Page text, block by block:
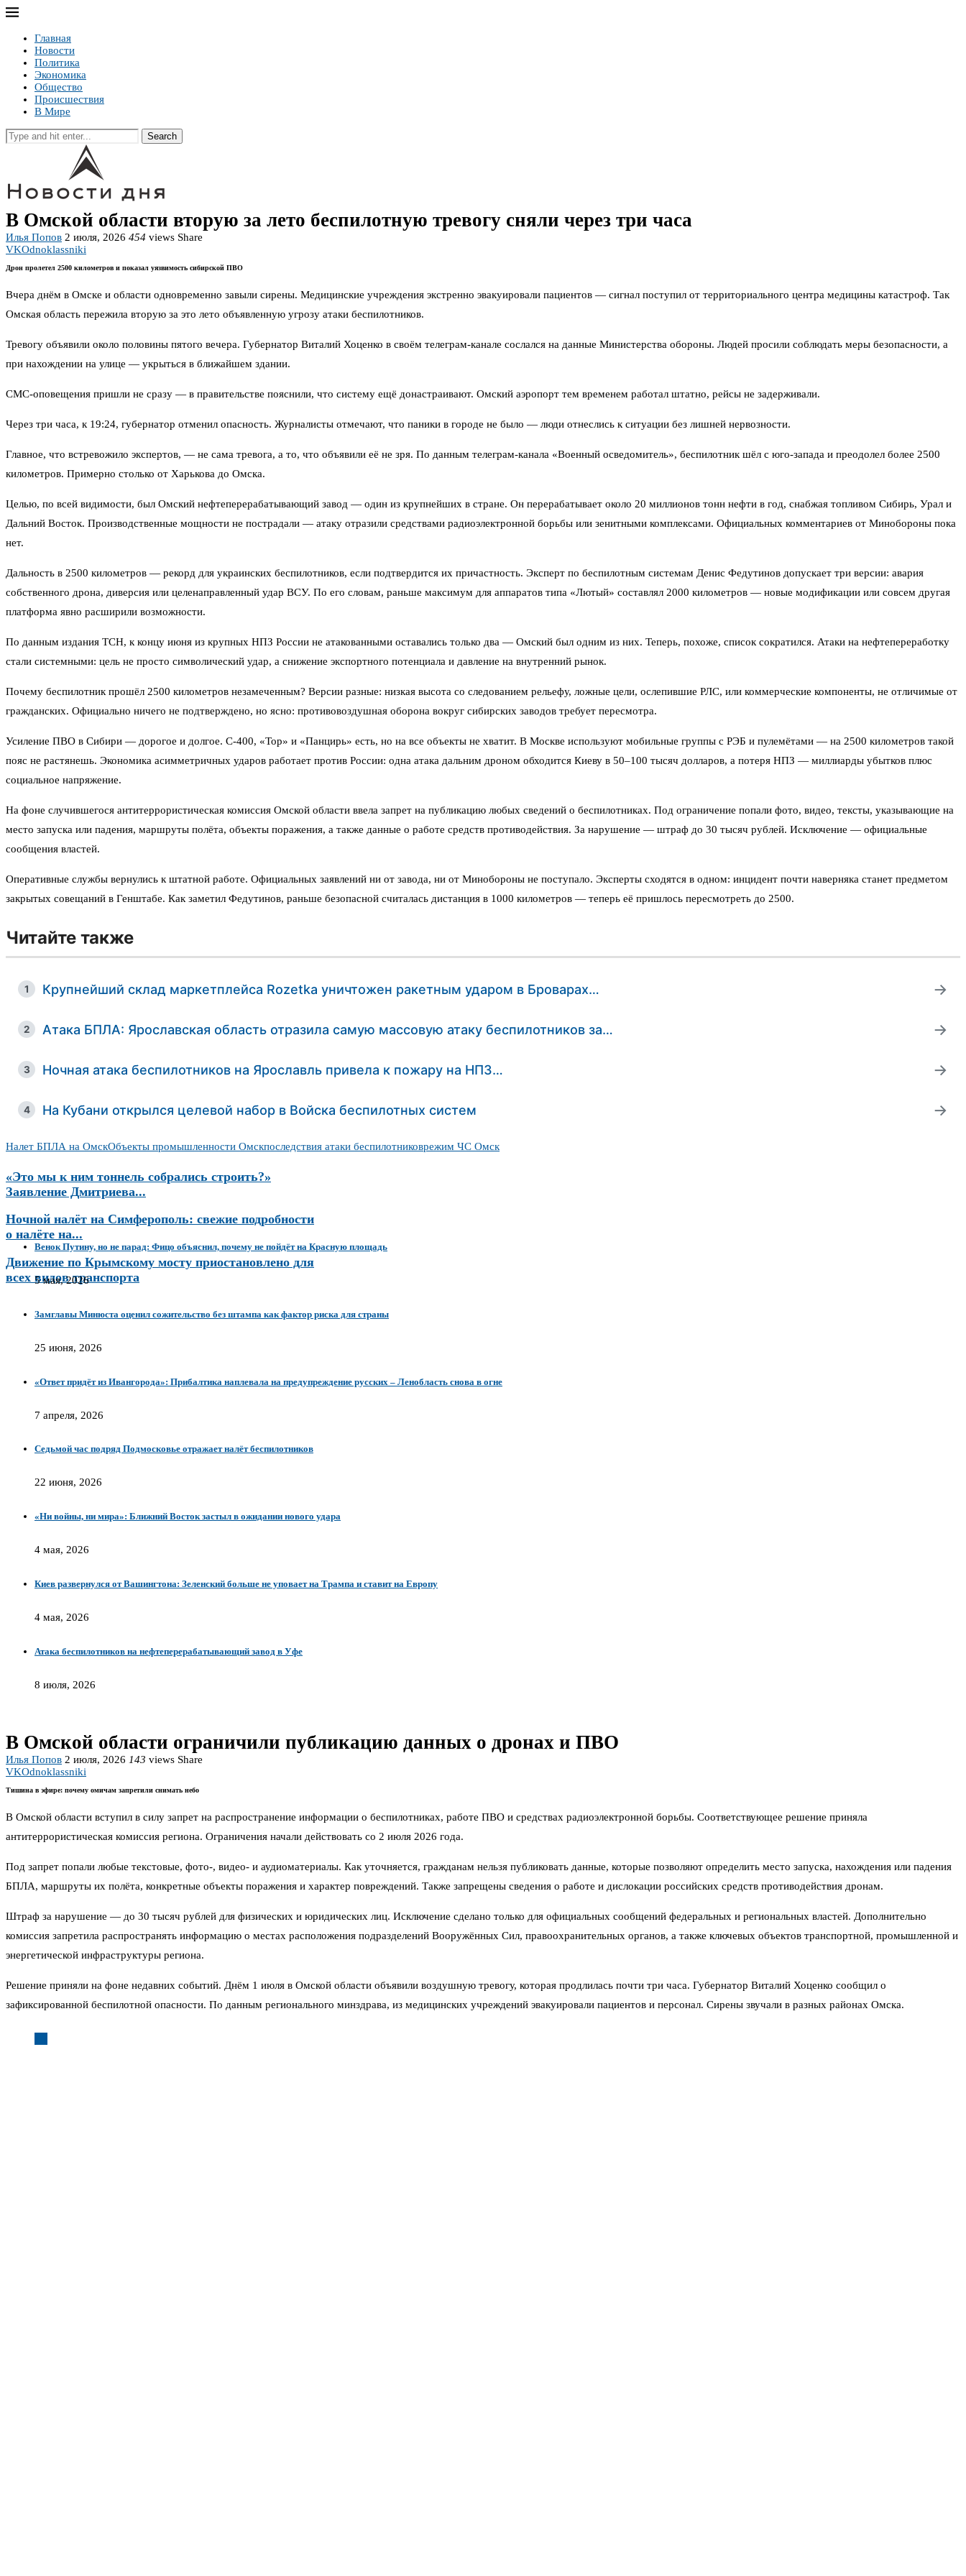
Главная
Новости
Политика
Экономика
Общество
Происшествия
В Мире
Search
В Омской области вторую за лето беспилотную тревогу сняли через три часа
Илья Попов 2 июля, 2026 454 views Share
VKOdnoklassniki
Дрон пролетел 2500 километров и показал уязвимость сибирской ПВО
Вчера днём в Омске и области одновременно завыли сирены. Медицинские учреждения экстренно эвакуировали пациентов — сигнал поступил от территориального центра медицины катастроф. Так
Омская область пережила вторую за это лето объявленную угрозу атаки беспилотников.
Тревогу объявили около половины пятого вечера. Губернатор Виталий Хоценко в своём телеграм-канале сослался на данные Министерства обороны. Людей просили соблюдать меры безопасности, а
при нахождении на улице — укрыться в ближайшем здании.
СМС-оповещения пришли не сразу — в правительстве пояснили, что систему ещё донастраивают. Омский аэропорт тем временем работал штатно, рейсы не задерживали.
Через три часа, к 19:24, губернатор отменил опасность. Журналисты отмечают, что паники в городе не было — люди отнеслись к ситуации без лишней нервозности.
Главное, что встревожило экспертов, — не сама тревога, а то, что объявили её не зря. По данным телеграм-канала «Военный осведомитель», беспилотник шёл с юго-запада и преодолел более 2500
километров. Примерно столько от Харькова до Омска.
Целью, по всей видимости, был Омский нефтеперерабатывающий завод — один из крупнейших в стране. Он перерабатывает около 20 миллионов тонн нефти в год, снабжая топливом Сибирь, Урал и
Дальний Восток. Производственные мощности не пострадали — атаку отразили средствами радиоэлектронной борьбы или зенитными комплексами. Официальных комментариев от Минобороны пока
нет.
Дальность в 2500 километров — рекорд для украинских беспилотников, если подтвердится их причастность. Эксперт по беспилотным системам Денис Федутинов допускает три версии: авария
собственного дрона, диверсия или целенаправленный удар ВСУ. По его словам, раньше максимум для аппаратов типа «Лютый» составлял 2000 километров — новые модификации или совсем другая
платформа явно расширили возможности.
По данным издания ТСН, к концу июня из крупных НПЗ России не атакованными оставались только два — Омский был одним из них. Теперь, похоже, список сократился. Атаки на нефтепереработку
стали системными: цель не просто символический удар, а снижение экспортного потенциала и давление на внутренний рынок.
Почему беспилотник прошёл 2500 километров незамеченным? Версии разные: низкая высота со следованием рельефу, ложные цели, ослепившие РЛС, или коммерческие компоненты, не отличимые от
гражданских. Официально ничего не подтверждено, но ясно: противовоздушная оборона вокруг сибирских заводов требует пересмотра.
Усиление ПВО в Сибири — дорогое и долгое. С-400, «Тор» и «Панцирь» есть, но на все объекты не хватит. В Москве используют мобильные группы с РЭБ и пулемётами — на 2500 километров такой
пояс не растянешь. Экономика асимметричных ударов работает против России: одна атака дальним дроном обходится Киеву в 50–100 тысяч долларов, а потеря НПЗ — миллиарды убытков плюс
социальное напряжение.
На фоне случившегося антитеррористическая комиссия Омской области ввела запрет на публикацию любых сведений о беспилотниках. Под ограничение попали фото, видео, тексты, указывающие на
место запуска или падения, маршруты полёта, объекты поражения, а также данные о работе средств противодействия. За нарушение — штраф до 30 тысяч рублей. Исключение — официальные
сообщения властей.
Оперативные службы вернулись к штатной работе. Официальных заявлений ни от завода, ни от Минобороны не поступало. Эксперты сходятся в одном: инцидент почти наверняка станет предметом
закрытых совещаний в Генштабе. Как заметил Федутинов, раньше безопасной считалась дистанция в 1000 километров — теперь её пришлось пересмотреть до 2500.
Читайте также
1 Крупнейший склад маркетплейса Rozetka уничтожен ракетным ударом в Броварах… →
2 Атака БПЛА: Ярославская область отразила самую массовую атаку беспилотников за… →
3 Ночная атака беспилотников на Ярославль привела к пожару на НПЗ… →
4 На Кубани открылся целевой набор в Войска беспилотных систем →
Налет БПЛА на ОмскОбъекты промышленности Омскпоследствия атаки беспилотниковрежим ЧС Омск
«Это мы к ним тоннель собрались строить?»
Заявление Дмитриева...
Ночной налёт на Симферополь: свежие подробности
о налёте на...
Движение по Крымскому мосту приостановлено для
всех видов транспорта
Венок Путину, но не парад: Фицо объяснил, почему не пойдёт на Красную площадь
5 мая, 2026
Замглавы Минюста оценил сожительство без штампа как фактор риска для страны
25 июня, 2026
«Ответ придёт из Ивангорода»: Прибалтика наплевала на предупреждение русских – Ленобласть снова в огне
7 апреля, 2026
Седьмой час подряд Подмосковье отражает налёт беспилотников
22 июня, 2026
«Ни войны, ни мира»: Ближний Восток застыл в ожидании нового удара
4 мая, 2026
Киев развернулся от Вашингтона: Зеленский больше не уповает на Трампа и ставит на Европу
4 мая, 2026
Атака беспилотников на нефтеперерабатывающий завод в Уфе
8 июля, 2026
В Омской области ограничили публикацию данных о дронах и ПВО
Илья Попов 2 июля, 2026 143 views Share
VKOdnoklassniki
Тишина в эфире: почему омичам запретили снимать небо
В Омской области вступил в силу запрет на распространение информации о беспилотниках, работе ПВО и средствах радиоэлектронной борьбы. Соответствующее решение приняла
антитеррористическая комиссия региона. Ограничения начали действовать со 2 июля 2026 года.
Под запрет попали любые текстовые, фото-, видео- и аудиоматериалы. Как уточняется, гражданам нельзя публиковать данные, которые позволяют определить место запуска, нахождения или падения
БПЛА, маршруты их полёта, конкретные объекты поражения и характер повреждений. Также запрещены сведения о работе и дислокации российских средств противодействия дронам.
Штраф за нарушение — до 30 тысяч рублей для физических и юридических лиц. Исключение сделано только для официальных сообщений федеральных и региональных властей. Дополнительно
комиссия запретила распространять информацию о местах расположения подразделений Вооружённых Сил, правоохранительных органов, а также ключевых объектов транспортной, промышленной и
энергетической инфраструктуры региона.
Решение приняли на фоне недавних событий. Днём 1 июля в Омской области объявили воздушную тревогу, которая продлилась почти три часа. Губернатор Виталий Хоценко сообщил о
зафиксированной беспилотной опасности. По данным регионального минздрава, из медицинских учреждений эвакуировали пациентов и персонал. Сирены звучали в разных районах Омска.